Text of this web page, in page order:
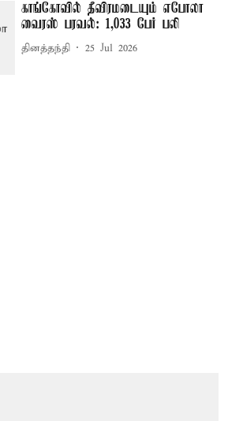
காங்கோவில் தீவிரமடையும் எபோலா
வைரஸ் பரவல்: 1,033 பேர் பலி
தினத்தந்தி 25 Jul 2026